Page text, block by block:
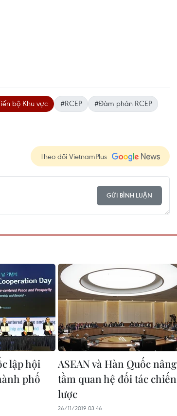
bộ Khu vực #RCEP
#Đàm phán RCEP
Theo dõi VietnamPlus
GỬI BÌNH LUẬN
lập hội
phố
ASEAN và Hàn Quốc nâng
tầm quan hệ đối tác chiến
lược
26/11/2019 03:46